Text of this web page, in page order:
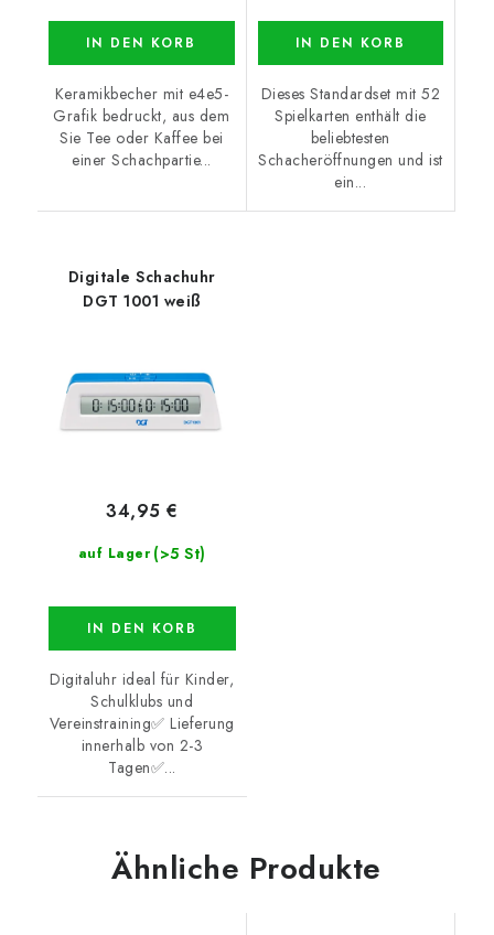
IN DEN KORB
Keramikbecher mit e4e5-
Grafik bedruckt, aus dem
Sie Tee oder Kaffee bei
einer Schachpartie...
IN DEN KORB
Dieses Standardset mit 52
Spielkarten enthält die
beliebtesten
Schacheröffnungen und ist
ein...
Digitale Schachuhr
DGT 1001 weiß
auf Lager (>5 St)
34,95 €
IN DEN KORB
Digitaluhr ideal für Kinder,
Schulklubs und
Vereinstraining✅ Lieferung
innerhalb von 2-3
Tagen✅...
Ähnliche Produkte